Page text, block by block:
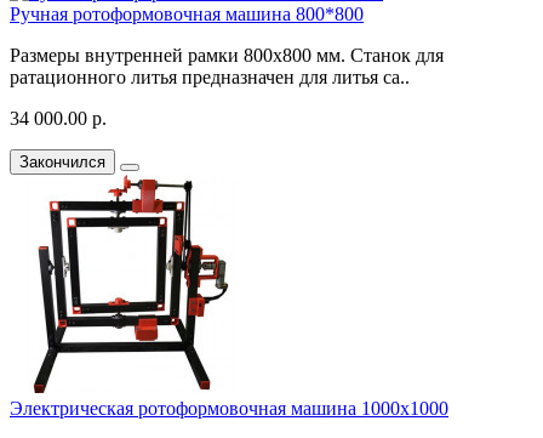
Ручная ротоформовочная машина 800*800
Размеры внутренней рамки 800х800 мм. Станок для
ратационного литья предназначен для литья са..
34 000.00 р.
Закончился
Электрическая ротоформовочная машина 1000х1000